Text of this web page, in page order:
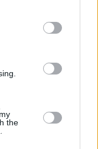
este sitio web o
the